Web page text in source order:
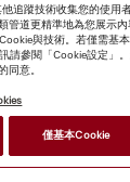
追蹤技術收集您的使用
管道更精準地為您展示
與技術。若僅需基
請參閱「Cookie設定」
同意。
僅基本Cookie